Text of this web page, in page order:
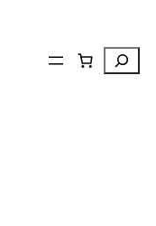
Search